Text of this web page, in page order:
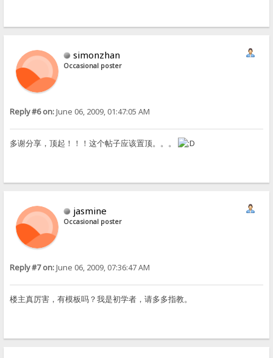
simonzhan
Occasional poster
Reply #6 on:June 06, 2009, 01:47:05 AM
多谢分享，顶起！！！这个帖子应该置顶。。。
jasmine
Occasional poster
Reply #7 on:June 06, 2009, 07:36:47 AM
楼主真厉害，有模板吗？我是初学者，请多多指教。